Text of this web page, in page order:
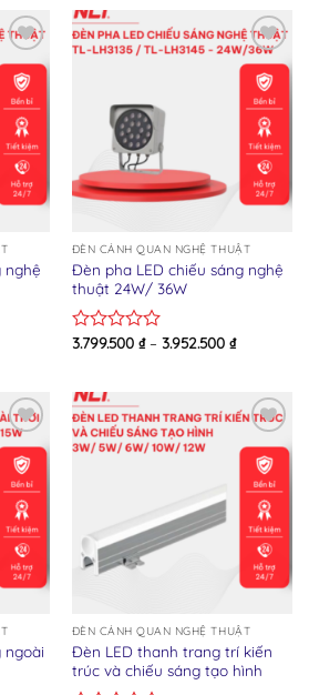
nghệ
Add to wishlist
ĐÈN CẢNH QUAN NGHỆ THUẬT
Đèn pha LED chiếu sáng nghệ
thuật 24W/ 36W
Rated
of
5
3.799.500 ₫– 3.952.500 ₫
ngoài
Add to wishlist
ĐÈN CẢNH QUAN NGHỆ THUẬT
Đèn LED thanh trang trí kiến
trúc và chiếu sáng tạo hình